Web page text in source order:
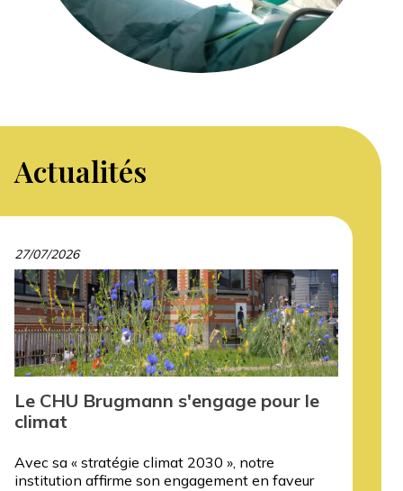
Actualités
27/07/2026
Le CHU Brugmann s'engage pour le
climat
Avec sa « stratégie climat 2030 », notre
institution affirme son engagement en faveur